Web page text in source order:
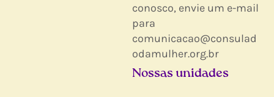
conosco, envie um e-mail
para
comunicacao@consulad
odamulher.org.br
Nossas unidades